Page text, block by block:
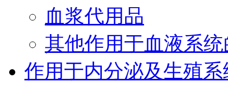
血浆代用品
其他作用于血液系
作用于内分泌及生殖